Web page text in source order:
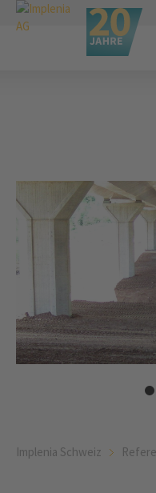
Implenia Schweiz